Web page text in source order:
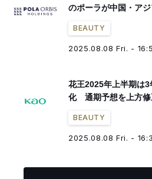
のポーラが中国・ア
BEAUTY
2025.08.08 Fri. -
花王2025年上半期は
化 通期予想を上方修
BEAUTY
2025.08.08 Fri. -